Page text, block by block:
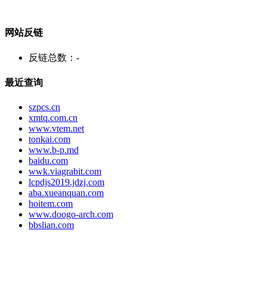
网站反链
反链总数： -
最近查询
szpcs.cn
xmtq.com.cn
www.vtem.net
tonkai.com
www.b-p.md
baidu.com
wwk.viagrabit.com
lcpdjs2019.jdzj.com
aba.xueanquan.com
hoitem.com
www.doogo-arch.com
bbslian.com